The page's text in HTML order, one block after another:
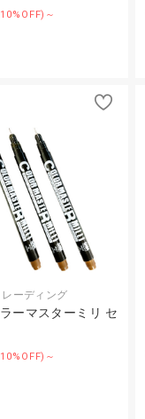
～
ーディング
ーマスターミリ セ
～